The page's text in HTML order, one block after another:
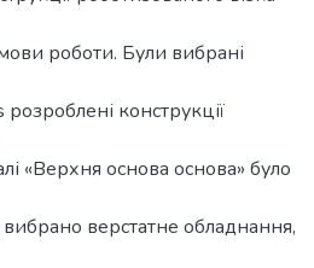
роботи. Були вибрані
конструкції
«Верхня основа основа» було
верстатне обладнання,